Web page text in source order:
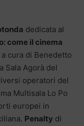
dedicata al
come il cinema
a cura di Benedetto
Sala Agorà del
operatori del
Multisala Lo Po
europei in
Penalty di